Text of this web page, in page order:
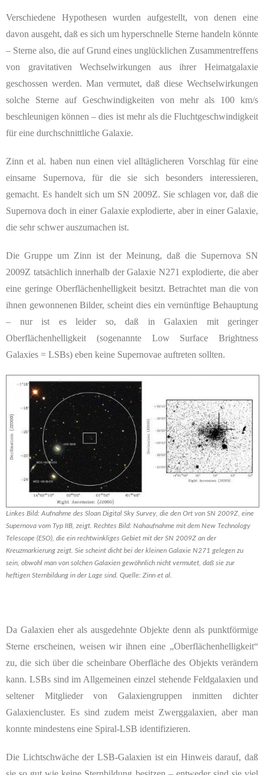
Verschiedene Hypothesen wurden aufgestellt, von denen eine
davon ausgeht, daß es sich um hyperschnelle Sterne handeln könnte
– Sterne also, die auf Grund eines unglücklichen Zusammentreffens
von gravitativen Wechselwirkungen aus ihrer Heimatgalaxie
geschossen werden. Man vermutet, daß diese Wechselwirkungen
solche Sterne auf Geschwindigkeiten von mehr als 100 km/s
beschleunigen können – dies ist mehr als die Fluchtgeschwindigkeit
für eine durchschnittliche Galaxie.
Zinn et al. haben nun einen viel alltäglicheren Vorschlag für eine
einsame Supernova, für die sie sich besonders interessieren,
gemacht. Es handelt sich um SN 2009Z. Sie schlagen vor, daß die
Supernova doch in einer Galaxie explodierte, aber in einer Galaxie,
die sehr schwer auszumachen ist.
Die Gruppe um Zinn ist der Meinung, daß die Supernova SN
2009Z tatsächlich innerhalb der Galaxie N271 explodierte, die aber
eine geringe Oberflächenhelligkeit besitzt. Betrachtet man die von
ihnen gewonnenen Bilder, scheint dies ein vernünftige Behauptung
– nur ist es leider so, daß in Galaxien mit geringer
Oberflächenhelligkeit (sogenannte Low Surface Brightness
Galaxies = LSBs) eben keine Supernovae auftreten sollten.
Linkes Bild: Aufnahme des Sloan Digital Sky Survey, die den Ort von SN 2009Z, eine
Supernova vom Typ IIB, zeigt. Rechtes Bild: Nahaufnahme mit dem New Technology
Telescope (ESO), die ein rechtwinkliges Gebiet mit der SN 2009Z an der
Kreuzmarkierung zeigt. Sie scheint dicht bei der kleinen Galaxie N271 gelegen zu
sein, obwohl man von solchen Galaxien gewöhnlich nicht vermutet, daß sie zur
heftigen Sternbildung in der Lage sind. Quelle: Zinn et al.
Da Galaxien eher als ausgedehnte Objekte denn als punktförmige
Sterne erscheinen, weisen wir ihnen eine „Oberflächenhelligkeit“
zu, die sich über die scheinbare Oberfläche des Objekts verändern
kann. LSBs sind im Allgemeinen einzel stehende Feldgalaxien und
seltener Mitglieder von Galaxiengruppen inmitten dichter
Galaxiencluster. Es sind zudem meist Zwerggalaxien, aber man
konnte mindestens eine Spiral-LSB identifizieren.
Die Lichtschwäche der LSB-Galaxien ist ein Hinweis darauf, daß